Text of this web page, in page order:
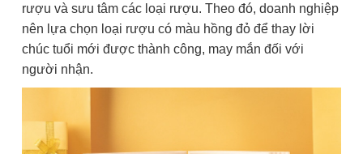
rượu và sưu tâm các loại rượu. Theo đó, doanh nghiệp
nên lựa chọn loại rượu có màu hồng đỏ để thay lời
chúc tuổi mới được thành công, may mắn đối với
người nhận.